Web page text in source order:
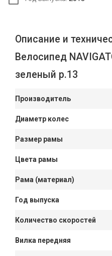
Описание и
Велосипед
зеленый р.13
Производитель
Диаметр колес
Размер рамы
Цвета рамы
Рама (материал)
Год выпуска
Количество скоростей
Вилка передняя